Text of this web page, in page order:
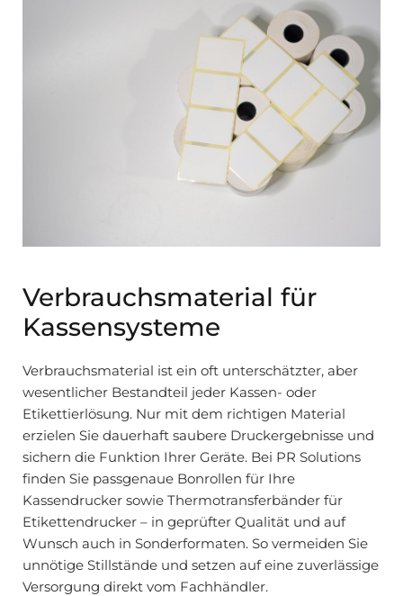
Verbrauchsmaterial für
Kassensysteme
Verbrauchsmaterial ist ein oft unterschätzter, aber
wesentlicher Bestandteil jeder Kassen- oder
Etikettierlösung. Nur mit dem richtigen Material
erzielen Sie dauerhaft saubere Druckergebnisse und
sichern die Funktion Ihrer Geräte. Bei PR Solutions
finden Sie passgenaue Bonrollen für Ihre
Kassendrucker sowie Thermotransferbänder für
Etikettendrucker – in geprüfter Qualität und auf
Wunsch auch in Sonderformaten. So vermeiden Sie
unnötige Stillstände und setzen auf eine zuverlässige
Versorgung direkt vom Fachhändler.